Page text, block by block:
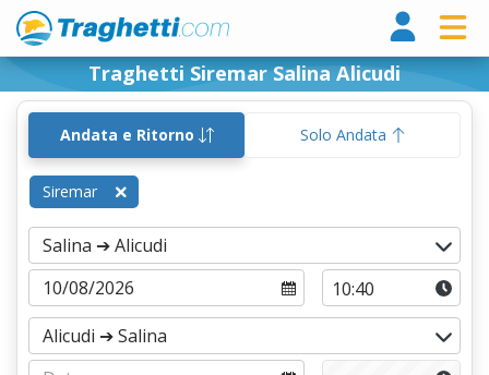
Traghetti Siremar Salina Alicudi
Andata e Ritorno Solo Andata
Siremar